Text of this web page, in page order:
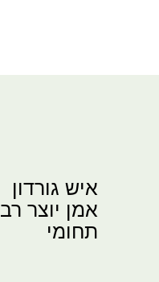
איש גורדון
אמן יוצר רב
תחומי